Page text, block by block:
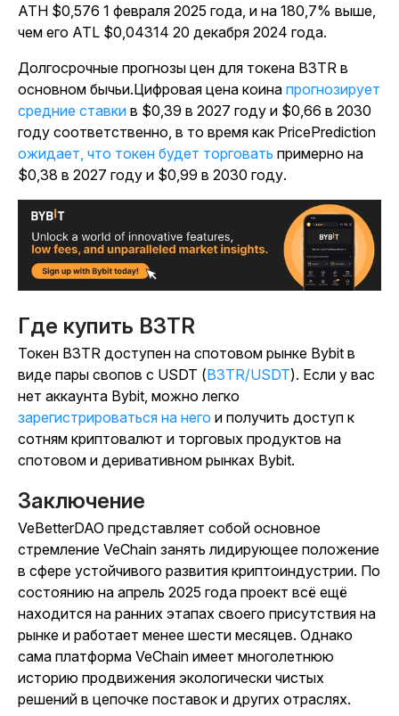
ATH $0,576 1 февраля 2025 года, и на 180,7% выше,
чем его ATL $0,04314 20 декабря 2024 года.
Долгосрочные прогнозы цен для токена B3TR в
основном бычьи.Цифровая цена коина прогнозирует
средние ставки в $0,39 в 2027 году и $0,66 в 2030
году соответственно, в то время как PricePrediction
ожидает, что токен будет торговать примерно на
$0,38 в 2027 году и $0,99 в 2030 году.
Где купить B3TR
Токен B3TR доступен на спотовом рынке Bybit в
виде пары свопов с USDT (B3TR/USDT). Если у вас
нет аккаунта Bybit, можно легко
зарегистрироваться на него и получить доступ к
сотням криптовалют и торговых продуктов на
спотовом и деривативном рынках Bybit.
Заключение
VeBetterDAO представляет собой основное
стремление VeChain занять лидирующее положение
в сфере устойчивого развития криптоиндустрии. По
состоянию на апрель 2025 года проект всё ещё
находится на ранних этапах своего присутствия на
рынке и работает менее шести месяцев. Однако
сама платформа VeChain имеет многолетнюю
историю продвижения экологически чистых
решений в цепочке поставок и других отраслях.